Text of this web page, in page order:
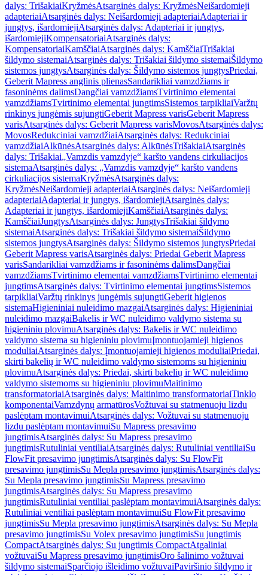
dalys: TrišakiaiKryžmėsAtsarginės dalys: KryžmėsNeišardomieji
adapteriaiAtsarginės dalys: Neišardomieji adapteriaiAdapteriai ir
jungtys, išardomiejiAtsarginės dalys: Adapteriai ir jungtys,
išardomiejiKompensatoriaiAtsarginės dalys:
KompensatoriaiKamščiaiAtsarginės dalys: KamščiaiTrišakiai
šildymo sistemaiAtsarginės dalys: Trišakiai šildymo sistemaiŠildymo
sistemos jungtysAtsarginės dalys: Šildymo sistemos jungtysPriedai,
Geberit Mapress anglinis plienasSandarikliai vamzdžiams ir
fasoninėms dalimsDangčiai vamzdžiamsTvirtinimo elementai
vamzdžiamsTvirtinimo elementai jungtimsSistemos tarpikliaiVaržtų
rinkinys jungėmis sujungtiGeberit Mapress varisGeberit Mapress
varisAtsarginės dalys: Geberit Mapress varisMovosAtsarginės dalys:
MovosRedukciniai vamzdžiaiAtsarginės dalys: Redukciniai
vamzdžiaiAlkūnėsAtsarginės dalys: AlkūnėsTrišakiaiAtsarginės
dalys: Trišakiai„Vamzdis vamzdyje“ karšto vandens cirkuliacijos
sistemaAtsarginės dalys: „Vamzdis vamzdyje“ karšto vandens
cirkuliacijos sistemaKryžmėsAtsarginės dalys:
KryžmėsNeišardomieji adapteriaiAtsarginės dalys: Neišardomieji
adapteriaiAdapteriai ir jungtys, išardomiejiAtsarginės dalys:
Adapteriai ir jungtys, išardomiejiKamščiaiAtsarginės dalys:
KamščiaiJungtysAtsarginės dalys: JungtysTrišakiai šildymo
sistemaiAtsarginės dalys: Trišakiai šildymo sistemaiŠildymo
sistemos jungtysAtsarginės dalys: Šildymo sistemos jungtysPriedai
Geberit Mapress varisAtsarginės dalys: Priedai Geberit Mapress
varisSandarikliai vamzdžiams ir fasoninėms dalimsDangčiai
vamzdžiamsTvirtinimo elementai vamzdžiamsTvirtinimo elementai
jungtimsAtsarginės dalys: Tvirtinimo elementai jungtimsSistemos
tarpikliaiVaržtų rinkinys jungėmis sujungtiGeberit higienos
sistemaHigieniniai nuleidimo mazgaiAtsarginės dalys: Higieniniai
nuleidimo mazgaiBakelis ir WC nuleidimo valdymo sistema su
higieniniu plovimuAtsarginės dalys: Bakelis ir WC nuleidimo
valdymo sistema su higieniniu plovimuĮmontuojamieji higienos
moduliaiAtsarginės dalys: Įmontuojamieji higienos moduliaiPriedai,
skirti bakelių ir WC nuleidimo valdymo sistemoms su higieniniu
plovimuAtsarginės dalys: Priedai, skirti bakelių ir WC nuleidimo
valdymo sistemoms su higieniniu plovimuMaitinimo
transformatoriaiAtsarginės dalys: Maitinimo transformatoriaiTinklo
komponentaiVamzdynų armatūrosVožtuvai su statmenuoju lizdu
paslėptam montavimuiAtsarginės dalys: Vožtuvai su statmenuoju
lizdu paslėptam montavimuiSu Mapress presavimo
jungtimisAtsarginės dalys: Su Mapress presavimo
jungtimisRutuliniai ventiliaiAtsarginės dalys: Rutuliniai ventiliaiSu
FlowFit presavimo jungtimisAtsarginės dalys: Su FlowFit
presavimo jungtimisSu Mepla presavimo jungtimisAtsarginės dalys:
Su Mepla presavimo jungtimisSu Mapress presavimo
jungtimisAtsarginės dalys: Su Mapress presavimo
jungtimisRutuliniai ventiliai paslėptam montavimuiAtsarginės dalys:
Rutuliniai ventiliai paslėptam montavimuiSu FlowFit presavimo
jungtimisSu Mepla presavimo jungtimisAtsarginės dalys: Su Mepla
presavimo jungtimisSu Volex presavimo jungtimisSu jungtimis
CompactAtsarginės dalys: Su jungtimis CompactAtgaliniai
vožtuvaiSu Mapress presavimo jungtimisOro šalinimo vožtuvai
šildymo sistemaiSparčiojo išleidimo vožtuvaiPaviršinio šildymo ir